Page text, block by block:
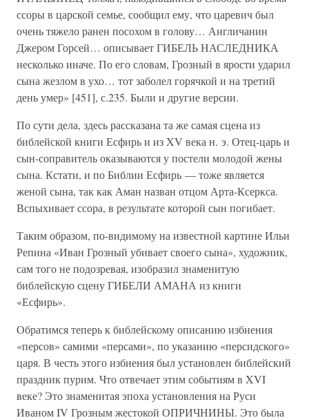
ссоры в царской семье, сообщил ему, что царевич был
очень тяжело ранен посохом в голову… Англичанин
Джером Горсей… описывает ГИБЕЛЬ НАСЛЕДНИКА
несколько иначе. По его словам, Грозный в ярости ударил
сына жезлом в ухо… тот заболел горячкой и на третий
день умер» [451], с.235. Были и другие версии.
По сути дела, здесь рассказана та же самая сцена из
библейской книги Есфирь и из XV века н. э. Отец-царь и
сын-соправитель оказываются у постели молодой жены
сына. Кстати, и по Библии Есфирь — тоже является
женой сына, так как Аман назван отцом Арта-Ксеркса.
Вспыхивает ссора, в результате которой сын погибает.
Таким образом, по-видимому на известной картине Ильи
Репина «Иван Грозный убивает своего сына», художник,
сам того не подозревая, изобразил знаменитую
библейскую сцену ГИБЕЛИ АМАНА из книги
«Есфирь».
Обратимся теперь к библейскому описанию избиения
«персов» самими «персами», по указанию «персидского»
царя. В честь этого избиения был установлен библейский
праздник пурим. Что отвечает этим событиям в XVI
веке? Это знаменитая эпоха установления на Руси
Иваном IV Грозным жестокой ОПРИЧНИНЫ. Это была